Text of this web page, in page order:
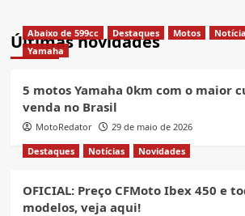
Últimas novidades
Abaixo de 599cc Destaques Motos
Yamaha
5 motos Yamaha 0km com o maior
venda no Brasil
MotoRedator
29 de maio de 2026
Destaques
Notícias Novidades
OFICIAL: Preço CFMoto Ibex 450 e
modelos, veja aqui!